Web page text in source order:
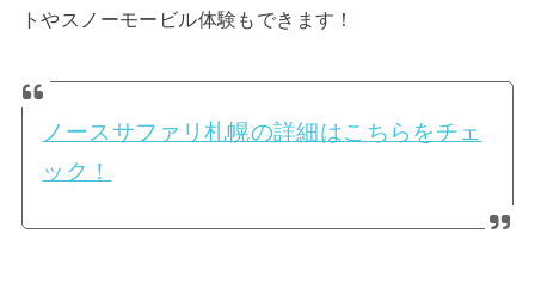
トやスノーモービル体験もできます！
ノースサファリ札幌の詳細はこちらをチェ
ック！